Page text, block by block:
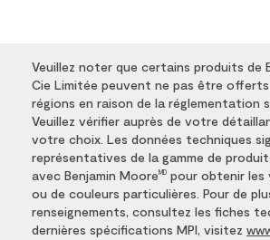
Veuillez noter que certains produits de
Cie Limitée peuvent ne pas être
régions en raison de la réglementation
Veuillez vérifier auprès de votre
votre choix. Les données techniques
représentatives de la gamme de
avec Benjamin Moore MD pour obtenir les
ou de couleurs particulières. Pour de
renseignements, consultez les fiches
dernières spécifications MPI, visitez